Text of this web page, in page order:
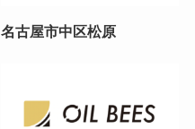
名古屋市中区松原